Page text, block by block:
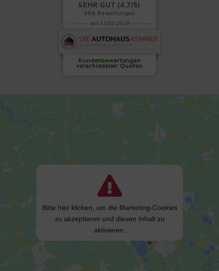
SEHR GUT (4,7/5)
866 Bewertungen
seit 13.02.2018
Kundenbewertungen
verschiedener Quellen
Clemens L.
Auf allen Ebenen absolut zu
Bitte hier klicken, um die Marketing-Cookies
zu akzeptieren und diesen Inhalt zu
aktivieren.